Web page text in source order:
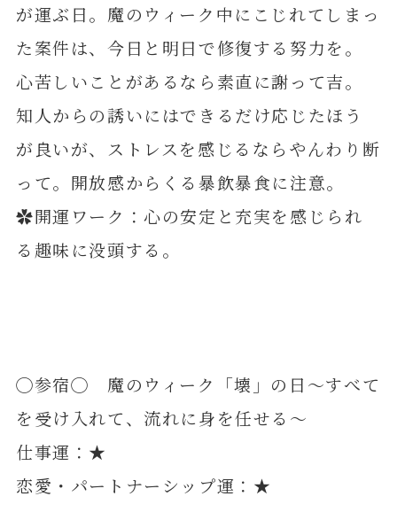
が運ぶ日。魔のウィーク中にこじれてしまっ
た案件は、今日と明日で修復する努力を。
心苦しいことがあるなら素直に謝って吉。
知人からの誘いにはできるだけ応じたほう
が良いが、ストレスを感じるならやんわり断
って。開放感からくる暴飲暴食に注意。
✿開運ワーク：心の安定と充実を感じられ
る趣味に没頭する。
◯参宿◯ 魔のウィーク「壊」の日～すべて
を受け入れて、流れに身を任せる～
仕事運：★
恋愛・パートナーシップ運：★